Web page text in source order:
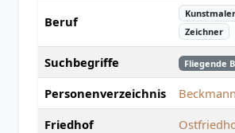
Beruf
Kunstmaler
Zeichner
Suchbegriffe Fliegende
Personenverzeichnis
Friedhof